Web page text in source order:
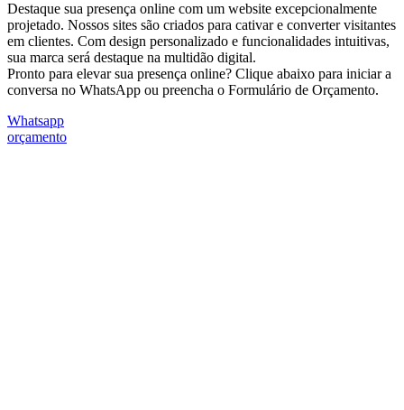
Destaque sua presença online com um website excepcionalmente
projetado. Nossos sites são criados para cativar e converter visitantes
em clientes. Com design personalizado e funcionalidades intuitivas,
sua marca será destaque na multidão digital.
Pronto para elevar sua presença online? Clique abaixo para iniciar a
conversa no WhatsApp ou preencha o Formulário de Orçamento.
Whatsapp
orçamento